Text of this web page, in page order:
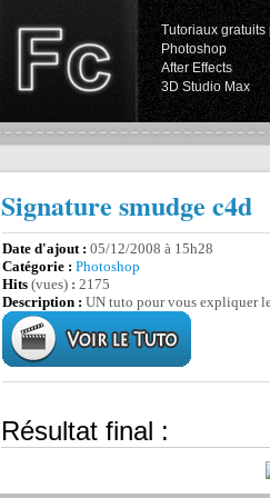
Tutoriaux gratuits
Photoshop
After Effects
3D Studio Max
Signature smudge c4d
Date d'ajout : 05/12/2008 à 15h28
Catégorie : Photoshop
Hits (vues) : 2175
Description : UN tuto pour vous expliquer
Résultat final :